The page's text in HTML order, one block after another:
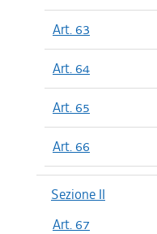
Art. 63
Art. 64
Art. 65
Art. 66
Sezione II
Art. 67